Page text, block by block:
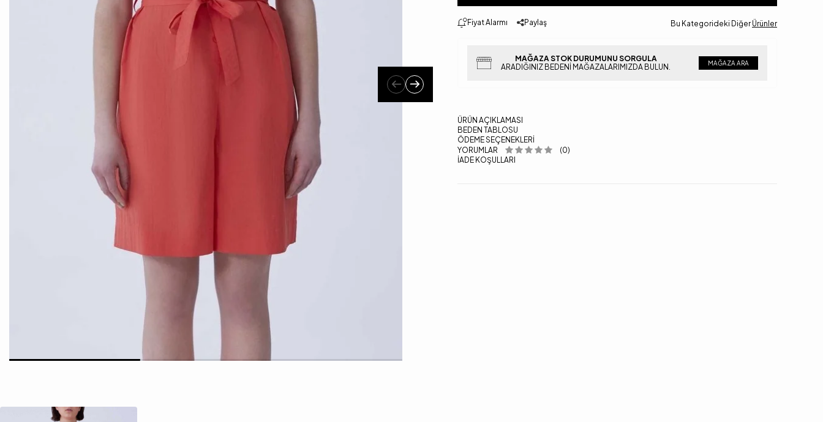
Fiyat Alarmı Paylaş Bu Kategorideki Diğer Ürünler
MAĞAZA STOK DURUMUNU SORGULA
ARADIĞINIZ BEDENI MAĞAZALARIMIZDA BULUN.
MAĞAZA ARA
ÜRÜN AÇIKLAMASI
BEDEN TABLOSU
ÖDEME SEÇENEKLERI
YORUMLAR
(0)
İADE KOŞULLARI